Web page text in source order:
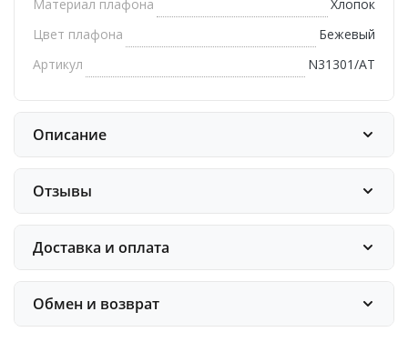
Материал плафона
Хлопок
Цвет плафона
Бежевый
Артикул
N31301/AT
Описание
Отзывы
Доставка и оплата
Обмен и возврат